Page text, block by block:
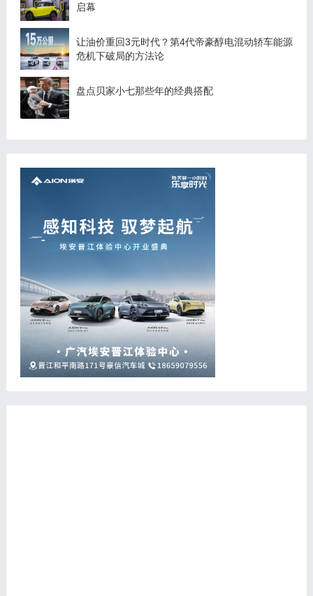
启幕
让油价重回3元时代？第4代帝豪醇电混动轿车能源
危机下破局的方法论
盘点贝家小七那些年的经典搭配